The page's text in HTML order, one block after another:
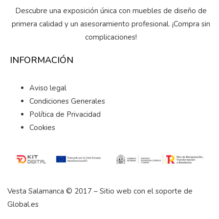
Descubre una exposición única con muebles de diseño de
primera calidad y un asesoramiento profesional. ¡Compra sin
complicaciones!
INFORMACIÓN
Aviso legal
Condiciones Generales
Política de Privacidad
Cookies
Vesta Salamanca © 2017 – Sitio web con el soporte de
Global.es